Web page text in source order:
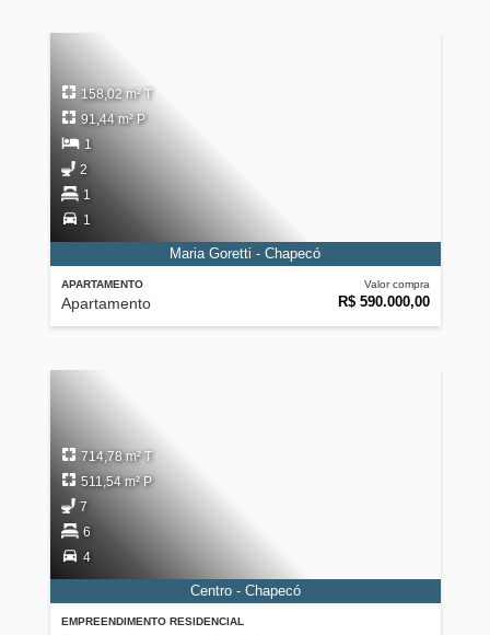
APARTAMENTO
Apartamento
Valor compra
R$ 590.000,00
158,02 m² T
91,44 m² P
1
2
1
1
Maria Goretti - Chapecó
EMPREENDIMENTO RESIDENCIAL
714,78 m² T
511,54 m² P
7
6
4
Centro - Chapecó